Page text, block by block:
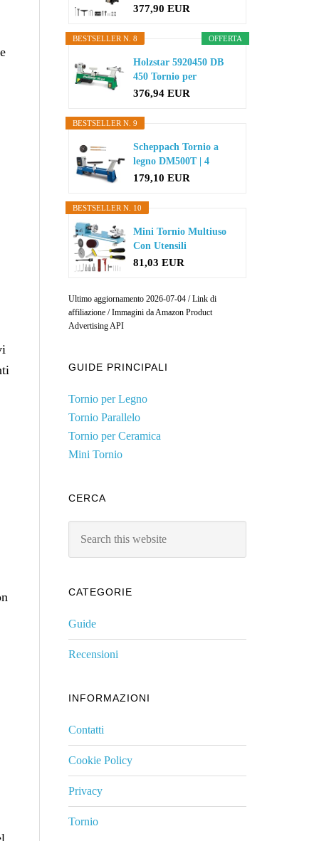
Banco per...
377,90 EUR
OFFERTA
BESTSELLER N. 8
Holzstar 5920450 DB
450 Tornio per
tornitura in...
376,94 EUR
BESTSELLER N. 9
Scheppach Tornio a
legno DM500T | 4
velocit...
179,10 EUR
BESTSELLER N. 10
Mini Tornio Multiuso
Con Utensili
Professionali...
81,03 EUR
Ultimo aggiornamento 2026-07-04 / Link di
affiliazione / Immagini da Amazon Product
Advertising API
GUIDE PRINCIPALI
Tornio per Legno
Tornio Parallelo
Tornio per Ceramica
Mini Tornio
CERCA
CATEGORIE
Guide
Recensioni
INFORMAZIONI
Contatti
Cookie Policy
Privacy
Tornio